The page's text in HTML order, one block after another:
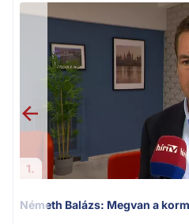
1.
Németh Balázs: Megvan a